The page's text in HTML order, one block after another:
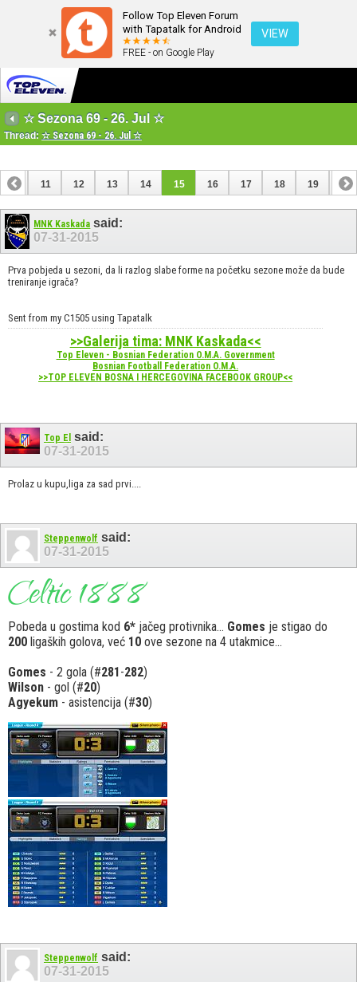
Follow Top Eleven Forum
with Tapatalk for Android
FREE - on Google Play
VIEW
☆ Sezona 69 - 26. Jul ☆
Thread: ☆ Sezona 69 - 26. Jul ☆
10 11 12 13 14 15 16 17 18 19 20
30
MNK Kaskada said:
07-31-2015
Prva pobjeda u sezoni, da li razlog slabe forme na početku sezone može da bude
treniranje igrača?
Sent from my C1505 using Tapatalk
>>Galerija tima: MNK Kaskada<<
Top Eleven - Bosnian Federation O.M.A. Government
Bosnian Football Federation O.M.A.
>>TOP ELEVEN BOSNA I HERCEGOVINA FACEBOOK GROUP<<
Top El said:
07-31-2015
Prolaz u kupu,liga za sad prvi....
Steppenwolf said:
07-31-2015
Pobeda u gostima kod 6* jačeg protivnika... Gomes je stigao do
200 ligaških golova, već 10 ove sezone na 4 utakmice...
Gomes - 2 gola (#281-282)
Wilson - gol (#20)
Agyekum - asistencija (#30)
Steppenwolf said:
07-31-2015